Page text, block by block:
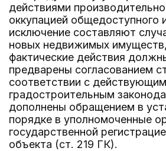
действиями
оккупацией общедоступного
исключение составляют
новых недвижимых
фактические действия
предварены согласованием
соответствии с действующим
градостроительным
дополнены обращением в
порядке в уполномоченные
государственной
объекта (ст. 219 ГК).